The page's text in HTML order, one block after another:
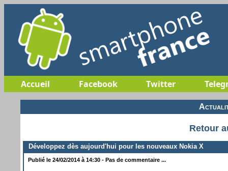
Accueil Facebook Twitter
Retour
Développez dès aujourd'hui pour les nouveaux Nokia X
Publié le 24/02/2014 à 14:30 - Pas de commentaire ...